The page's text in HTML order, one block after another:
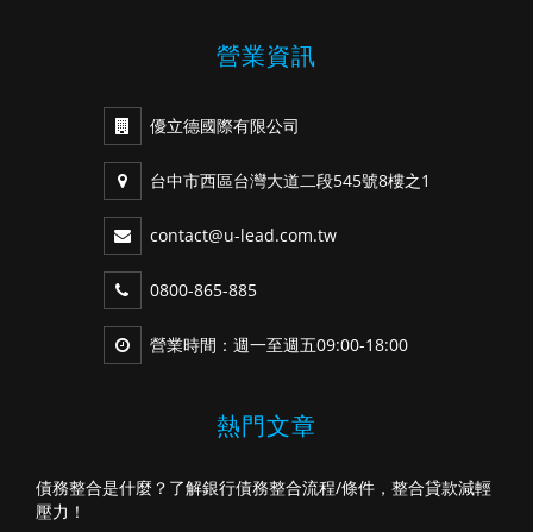
營業資訊
優立德國際有限公司
台中市西區台灣大道二段545號8樓之1
contact@u-lead.com.tw
0800-865-885
營業時間：週一至週五09:00-18:00
熱門文章
債務整合是什麼？了解銀行債務整合流程/條件，整合貸款減輕
壓力！